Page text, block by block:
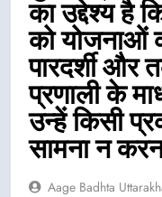
का उद्देश्य है
को योजनाओं
पारदर्शी और
प्रणाली के
उन्हें किसी
सामना न
Aage Badhta